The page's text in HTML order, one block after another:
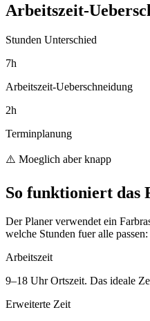
Arbeitszeit-
Stunden Unterschied
7h
Arbeitszeit-Ueberschneidung
2h
Terminplanung
⚠️ Moeglich aber knapp
So funktioniert das
Der Planer verwendet ein
welche Stunden fuer alle passen:
Arbeitszeit
9–18 Uhr Ortszeit. Das ideale
Erweiterte Zeit